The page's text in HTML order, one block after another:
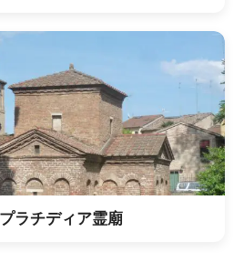
ラチディア霊廟